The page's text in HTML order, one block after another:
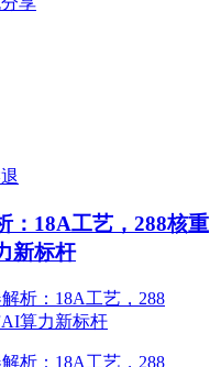
：18A工艺，288核重
新标杆